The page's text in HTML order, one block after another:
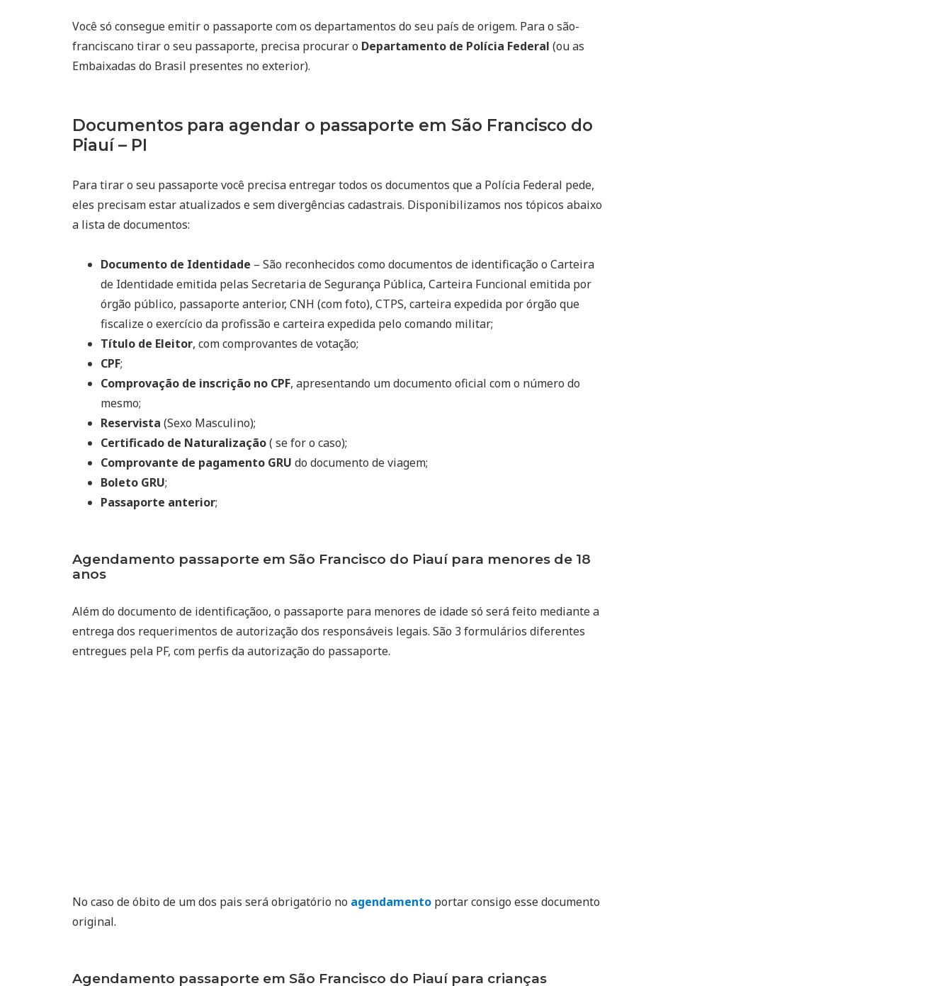
Você só consegue emitir o passaporte com os departamentos do seu país de origem. Para o são-
franciscano tirar o seu passaporte, precisa procurar o Departamento de Polícia Federal (ou as
Embaixadas do Brasil presentes no exterior).
Documentos para agendar o passaporte em São Francisco do
Piauí – PI
Para tirar o seu passaporte você precisa entregar todos os documentos que a Polícia Federal pede,
eles precisam estar atualizados e sem divergências cadastrais. Disponibilizamos nos tópicos abaixo
a lista de documentos:
Documento de Identidade – São reconhecidos como documentos de identificação o Carteira
de Identidade emitida pelas Secretaria de Segurança Pública, Carteira Funcional emitida por
órgão público, passaporte anterior, CNH (com foto), CTPS, carteira expedida por órgão que
fiscalize o exercício da profissão e carteira expedida pelo comando militar;
Título de Eleitor, com comprovantes de votação;
CPF;
Comprovação de inscrição no CPF, apresentando um documento oficial com o número do
mesmo;
Reservista (Sexo Masculino);
Certificado de Naturalização( se for o caso);
Comprovante de pagamento GRU do documento de viagem;
Boleto GRU;
Passaporte anterior;
Agendamento passaporte em São Francisco do Piauí para menores de 18
anos
Além do documento de identificaçãoo, o passaporte para menores de idade só será feito mediante a
entrega dos requerimentos de autorização dos responsáveis legais. São 3 formulários diferentes
entregues pela PF, com perfis da autorização do passaporte.
No caso de óbito de um dos pais será obrigatório no agendamento portar consigo esse documento
original.
Agendamento passaporte em São Francisco do Piauí para crianças